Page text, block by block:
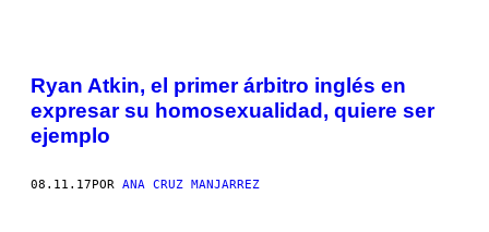
Ryan Atkin, el primer árbitro inglés en
expresar su homosexualidad, quiere ser
ejemplo
08.11.17POR ANA CRUZ MANJARREZ